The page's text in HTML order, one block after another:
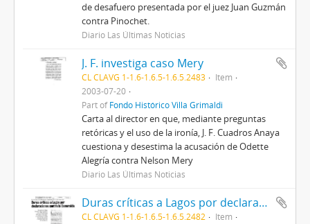
de desafuero presentada por el juez Juan Guzmán
contra Pinochet.
Diario Las Últimas Noticias
J. F. investiga caso Mery
CL CLAVG 1-1.6-1.6.5-1.6.5.2483
Item
2003-07-20
Part ofFondo Histórico Villa Grimaldi
Carta al director en que, mediante preguntas
retóricas y el uso de la ironía, J. F. Cuadros Anaya
cuestiona y desestima la acusación de Odette
Alegría contra Nelson Mery
Diario Las Últimas Noticias
Duras críticas a Lagos por declaraciones contra la Esmeralda
CL CLAVG 1-1.6-1.6.5-1.6.5.2482
Item